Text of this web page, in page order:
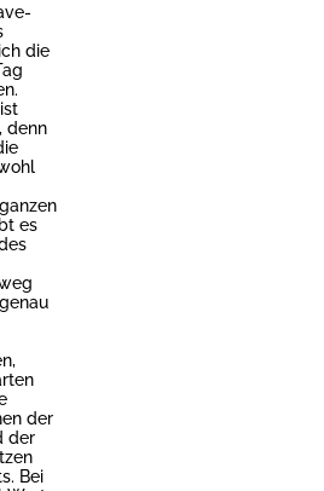
die
denn
es
der
der
Bei